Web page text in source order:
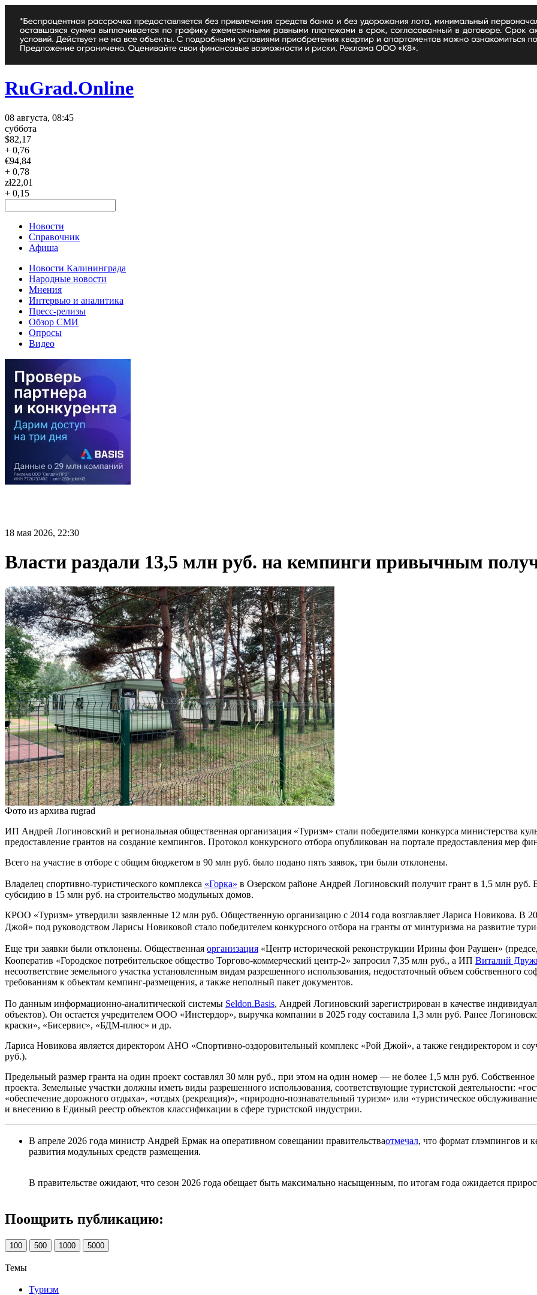
RuGrad.Online
08 августа, 08:45
суббота
$82,17
+ 0,76
€94,84
+ 0,78
zł22,01
+ 0,15
Новости
Справочник
Афиша
Новости Калининграда
Народные новости
Мнения
Интервью и аналитика
Пресс-релизы
Обзор СМИ
Опросы
Видео
18 мая 2026, 22:30
Власти раздали 13,5 млн руб. на кемпинги привычным
Фото из архива rugrad
ИП Андрей Логиновский и региональная общественная организация «Туризм» стали победителями конкурса министерства
предоставление грантов на создание кемпингов. Протокол конкурсного отбора опубликован на портале предоставления мер
Всего на участие в отборе с общим бюджетом в 90 млн руб. было подано пять заявок, три были отклонены.
Владелец спортивно-туристического комплекса «Горка» в Озерском районе Андрей Логиновский получит грант в 1,5 млн руб.
субсидию в 15 млн руб. на строительство модульных домов.
КРОО «Туризм» утвердили заявленные 12 млн руб. Общественную организацию с 2014 года возглавляет Лариса Новикова. В
Джой» под руководством Ларисы Новиковой стало победителем конкурсного отбора на гранты от минтуризма на развитие
Еще три заявки были отклонены. Общественная организация «Центр исторической реконструкции Ирины фон Раушен»
Кооператив «Городское потребительское общество Торгово-коммерческий центр-2» запросил 7,35 млн руб., а ИП Виталий
несоответствие земельного участка установленным видам разрешенного использования, недостаточный объем собственного
требованиям к объектам кемпинг-размещения, а также неполный пакет документов.
По данным информационно-аналитической системы Seldon.Basis, Андрей Логиновский зарегистрирован в качестве
объектов). Он остается учредителем ООО «Инстердор», выручка компании в 2025 году составила 1,3 млн руб. Ранее
краски», «Бисервис», «БДМ-плюс» и др.
Лариса Новикова является директором АНО «Спортивно-оздоровительный комплекс «Рой Джой», а также гендиректором и
руб.).
Предельный размер гранта на один проект составлял 30 млн руб., при этом на один номер — не более 1,5 млн руб.
проекта. Земельные участки должны иметь виды разрешенного использования, соответствующие туристской деятельности:
«обеспечение дорожного отдыха», «отдых (рекреация)», «природно-познавательный туризм» или «туристическое
и внесению в Единый реестр объектов классификации в сфере туристской индустрии.
В апреле 2026 года министр Андрей Ермак на оперативном совещании правительстваотмечал, что формат глэмпингов и
развития модульных средств размещения.
В правительстве ожидают, что сезон 2026 года обещает быть максимально насыщенным, по итогам года ожидается
Поощрить публикацию:
100 500 1000 5000
Темы
Туризм